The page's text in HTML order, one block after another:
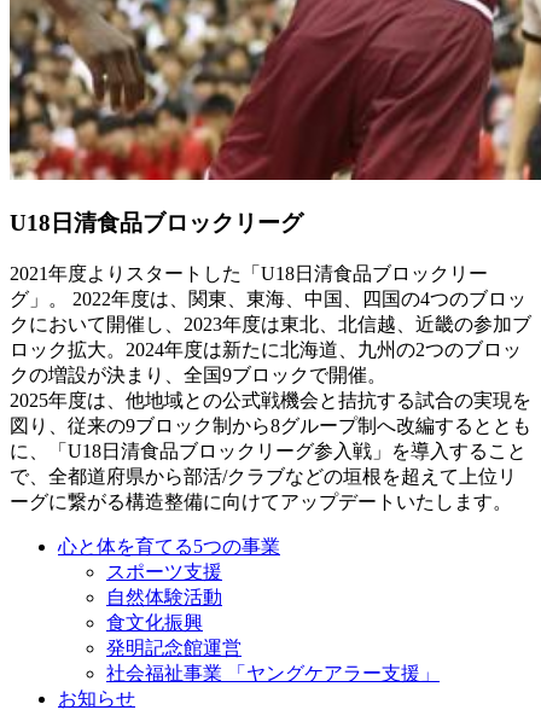
U18日清食品ブロックリーグ
2021年度よりスタートした「U18日清食品ブロックリー
グ」。 2022年度は、関東、東海、中国、四国の4つのブロッ
クにおいて開催し、2023年度は東北、北信越、近畿の参加ブ
ロック拡大。2024年度は新たに北海道、九州の2つのブロッ
クの増設が決まり、全国9ブロックで開催。
2025年度は、他地域との公式戦機会と拮抗する試合の実現を
図り、従来の9ブロック制から8グループ制へ改編するととも
に、「U18日清食品ブロックリーグ参入戦」を導入すること
で、全都道府県から部活/クラブなどの垣根を超えて上位リ
ーグに繋がる構造整備に向けてアップデートいたします。
心と体を育てる5つの事業
スポーツ支援
自然体験活動
食文化振興
発明記念館運営
社会福祉事業 「ヤングケアラー支援」
お知らせ